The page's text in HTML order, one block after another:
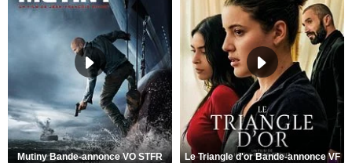
Mutiny Bande-annonce VO STFR Le Triangle d'or Bande-annonce VF